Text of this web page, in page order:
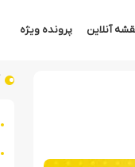
آنلاین پرونده ویژه